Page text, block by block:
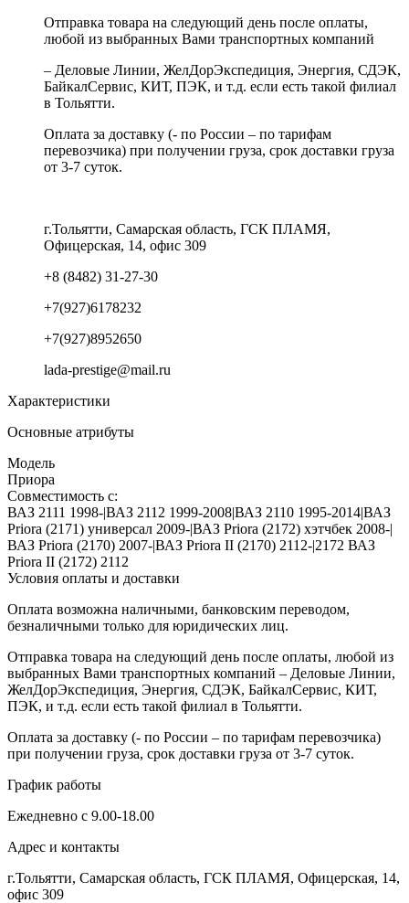
Отправка товара на следующий день после оплаты,
любой из выбранных Вами транспортных компаний
– Деловые Линии, ЖелДорЭкспедиция, Энергия, СДЭК,
БайкалСервис, КИТ, ПЭК, и т.д. если есть такой филиал
в Тольятти.
Оплата за доставку (- по России – по тарифам
перевозчика) при получении груза, срок доставки груза
от 3-7 суток.
г.Тольятти, Самарская область, ГСК ПЛАМЯ,
Офицерская, 14, офис 309
+8 (8482) 31-27-30
+7(927)6178232
+7(927)8952650
lada-prestige@mail.ru
Характеристики
Основные атрибуты
Модель
Приора
Совместимость с:
ВАЗ 2111 1998-|ВАЗ 2112 1999-2008|ВАЗ 2110 1995-2014|ВАЗ
Priora (2171) универсал 2009-|ВАЗ Priora (2172) хэтчбек 2008-|
ВАЗ Priora (2170) 2007-|ВАЗ Priora II (2170) 2112-|2172 ВАЗ
Priora II (2172) 2112
Условия оплаты и доставки
Оплата возможна наличными, банковским переводом,
безналичными только для юридических лиц.
Отправка товара на следующий день после оплаты, любой из
выбранных Вами транспортных компаний – Деловые Линии,
ЖелДорЭкспедиция, Энергия, СДЭК, БайкалСервис, КИТ,
ПЭК, и т.д. если есть такой филиал в Тольятти.
Оплата за доставку (- по России – по тарифам перевозчика)
при получении груза, срок доставки груза от 3-7 суток.
График работы
Ежедневно с 9.00-18.00
Адрес и контакты
г.Тольятти, Самарская область, ГСК ПЛАМЯ, Офицерская, 14,
офис 309